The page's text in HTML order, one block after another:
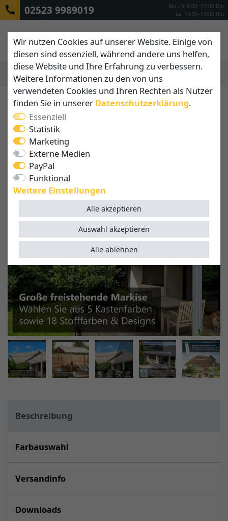
02523 9989019
Mo.–Fr. 8:00 -17:00 Uhr
Sa. 10:00–13:00 Uhr
Beschreibung
Farbauswahl
Versandinfo
Downloads
Wir nutzen Cookies auf unserer Website. Einige von
diesen sind essenziell, während andere uns helfen,
diese Website und Ihre Erfahrung zu verbessern.
Weitere Informationen zu den von uns
verwendeten Cookies und Ihren Rechten als Nutzer
finden Sie in unserer Daten­schutz­erklärung.
Essenziell
Statistik
Marketing
Externe Medien
PayPal
Funktional
Weitere Einstellungen
Alle akzeptieren
Alle ablehnen
Auswahl akzeptieren